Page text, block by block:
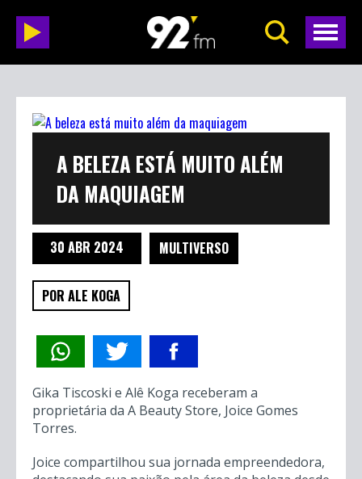
A BELEZA ESTÁ MUITO ALÉM
DA MAQUIAGEM
30 ABR 2024 MULTIVERSO
POR ALE KOGA
Gika Tiscoski e Alê Koga receberam a
proprietária da A Beauty Store, Joice Gomes
Torres.
Joice compartilhou sua jornada empreendedora,